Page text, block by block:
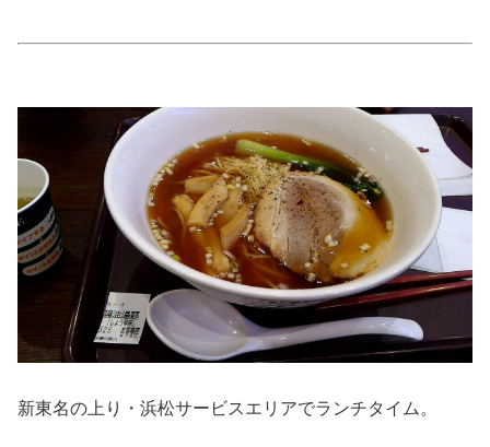
新東名の上り・浜松サービスエリアでランチタイム。